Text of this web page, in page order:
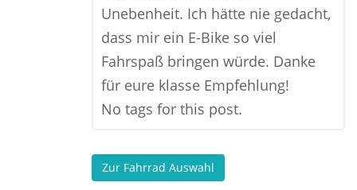
Unebenheit. Ich hätte nie gedacht,
dass mir ein E-Bike so viel
Fahrspaß bringen würde. Danke
für eure klasse Empfehlung!
No tags for this post.
Zur Fahrrad Auswahl